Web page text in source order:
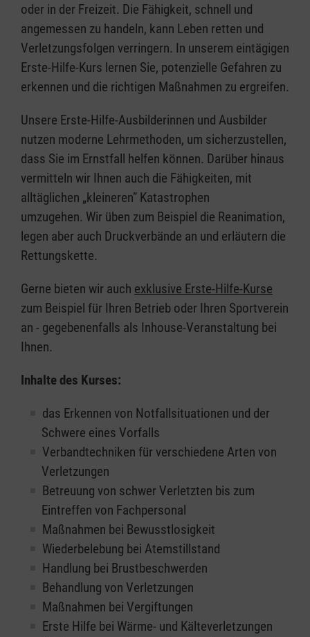
oder in der Freizeit. Die Fähigkeit, schnell und
angemessen zu handeln, kann Leben retten und
Verletzungsfolgen verringern. In unserem eintägigen
Erste-Hilfe-Kurs lernen Sie, potenzielle Gefahren zu
erkennen und die richtigen Maßnahmen zu ergreifen.
Unsere Erste-Hilfe-Ausbilderinnen und Ausbilder
nutzen moderne Lehrmethoden, um sicherzustellen,
dass Sie im Ernstfall helfen können. Darüber hinaus
vermitteln wir Ihnen auch die Fähigkeiten, mit
alltäglichen „kleineren” Katastrophen
umzugehen. Wir üben zum Beispiel die Reanimation,
legen aber auch Druckverbände an und erläutern die
Rettungskette.
Gerne bieten wir auch exklusive Erste-Hilfe-Kurse
zum Beispiel für Ihren Betrieb oder Ihren Sportverein
an - gegebenenfalls als Inhouse-Veranstaltung bei
Ihnen.
Inhalte des Kurses:
das Erkennen von Notfallsituationen und der
Schwere eines Vorfalls
Verbandtechniken für verschiedene Arten von
Verletzungen
Betreuung von schwer Verletzten bis zum
Eintreffen von Fachpersonal
Maßnahmen bei Bewusstlosigkeit
Wiederbelebung bei Atemstillstand
Handlung bei Brustbeschwerden
Behandlung von Verletzungen
Maßnahmen bei Vergiftungen
Erste Hilfe bei Wärme- und Kälteverletzungen